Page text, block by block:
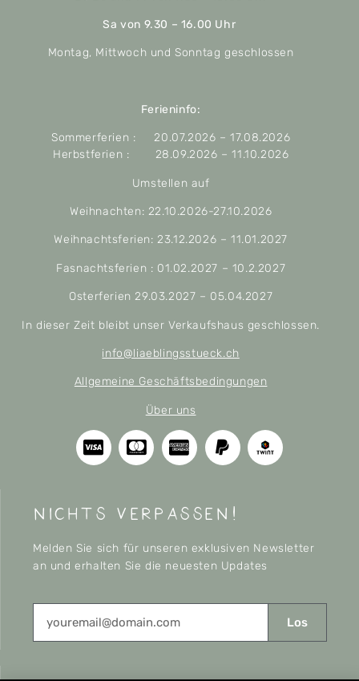
Sa von 9.30 – 16.00 Uhr
Montag, Mittwoch und Sonntag geschlossen
Ferieninfo:
Sommerferien : 20.07.2026 – 17.08.2026
Herbstferien : 28.09.2026 – 11.10.2026
Umstellen auf
Weihnachten: 22.10.2026-27.10.2026
Weihnachtsferien: 23.12.2026 – 11.01.2027
Fasnachtsferien : 01.02.2027 – 10.2.2027
Osterferien 29.03.2027 – 05.04.2027
In dieser Zeit bleibt unser Verkaufshaus geschlossen.
info@liaeblingsstueck.ch
Allgemeine Geschäftsbedingungen
Über uns
nichts verpassen!
Melden Sie sich für unseren exklusiven Newsletter
an und erhalten Sie die neuesten Updates
Los